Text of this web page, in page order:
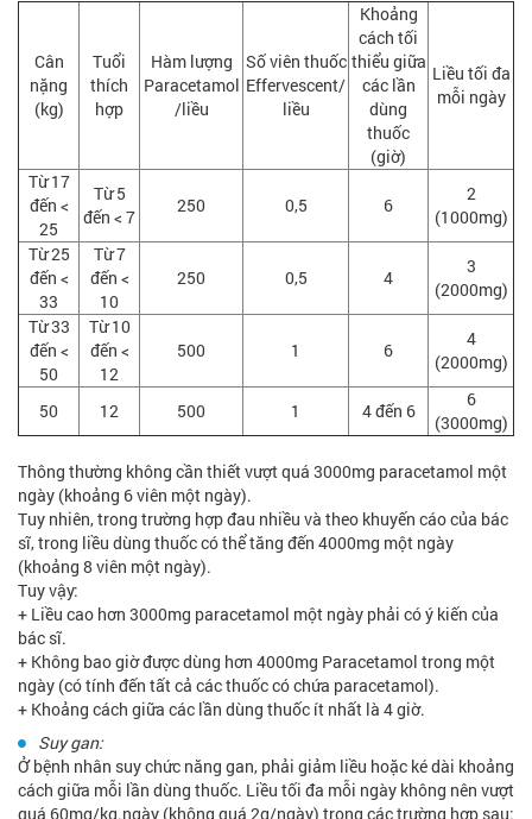
Cân
nặng
(kg)
Tuổi
thích
hợp
Hàm lượng
Paracetamol
/liều
Số viên thuốc
Effervescent/
liều
Khoảng
cách tối
thiểu giữa
các lần
dùng
thuốc
(giờ)
Liều tối đa
mỗi ngày
Từ 17
đến <
25
Từ 5
đến < 7
250 0,5 6
2
(1000mg)
Từ 25
đến <
33
Từ 7
đến <
10
250 0,5 4
3
(2000mg)
Từ 33
đến <
50
Từ 10
đến <
12
500 1 6
4
(2000mg)
50 12 500 1 4 đến 6
6
(3000mg)
Thông thường không cần thiết vượt quá 3000mg paracetamol một
ngày (khoảng 6 viên một ngày).
Tuy nhiên, trong trường hợp đau nhiều và theo khuyến cáo của bác
sĩ, trong liều dùng thuốc có thể tăng đến 4000mg một ngày
(khoảng 8 viên một ngày).
Tuy vậy:
+ Liều cao hơn 3000mg paracetamol một ngày phải có ý kiến của
bác sĩ.
+ Không bao giờ được dùng hơn 4000mg Paracetamol trong một
ngày (có tính đến tất cả các thuốc có chứa paracetamol).
+ Khoảng cách giữa các lần dùng thuốc ít nhất là 4 giờ.
Suy gan:
Ở bệnh nhân suy chức năng gan, phải giảm liều hoặc ké dài khoảng
cách giữa mỗi lần dùng thuốc. Liều tối đa mỗi ngày không nên vượt
quá 60mg/kg.ngày (không quá 2g/ngày) trong các trường hợp sau: